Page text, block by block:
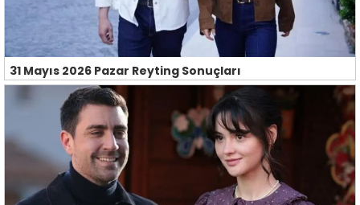
31 Mayıs 2026 Pazar Reyting Sonuçları